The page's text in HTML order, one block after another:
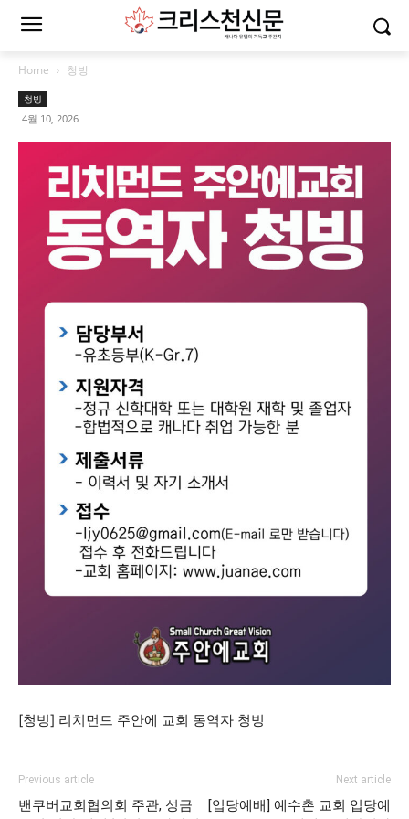
Home 청빙
청빙
4월 10, 2026
[청빙] 리치먼드 주안에 교회 동역자 청빙
Previous article
밴쿠버교회협의회 주관, 성금
Next article
[입당예배] 예수촌 교회 입당예